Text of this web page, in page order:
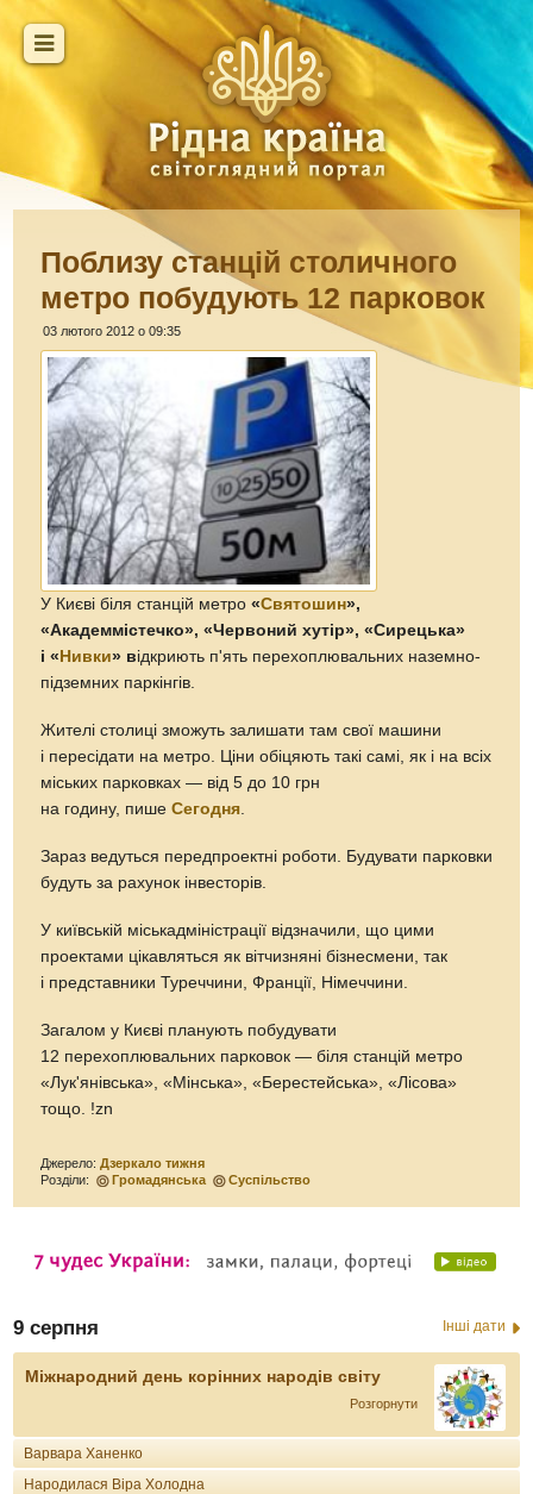
Поблизу станцій столичного
метро побудують 12 парковок
03 лютого 2012 о 09:35
У Києві біля станцій метро«Святошин»,
«Академмістечко», «Червоний хутір», «Сирецька»
і « Нивки» відкриють п'ять перехоплювальних наземно-
підземних паркінгів.
Жителі столиці зможуть залишати там свої машини
і пересідати на метро. Ціни обіцяють такі самі, як і на всіх
міських парковках — від 5 до 10 грн
на годину, пишеСегодня
Зараз ведуться передпроектні роботи. Будувати парковки
будуть за рахунок інвесторів.
У київській міськадміністрації відзначили, що цими
проектами цікавляться як вітчизняні бізнесмени, так
і представники Туреччини, Франції, Німеччини.
Загалом у Києві планують побудувати
12 перехоплювальних парковок — біля станцій метро
«Лук'янівська», «Мінська», «Берестейська», «Лісова»
тощо. !zn
Джерело:Дзеркало тижня
Розділи:
Громадянська Суспільство
9 серпня Інші дати
Міжнародний день корінних народів світу
Розгорнути
Варвара Ханенко
Народилася Віра Холодна